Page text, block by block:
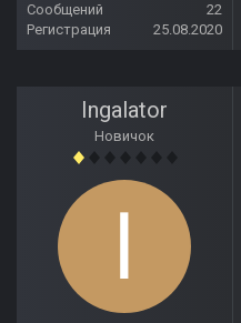
Сообщений
22
Регистрация
25.08.2020
Ingalator
Новичок